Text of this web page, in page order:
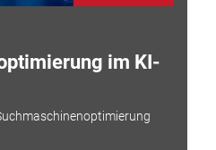
im KI-